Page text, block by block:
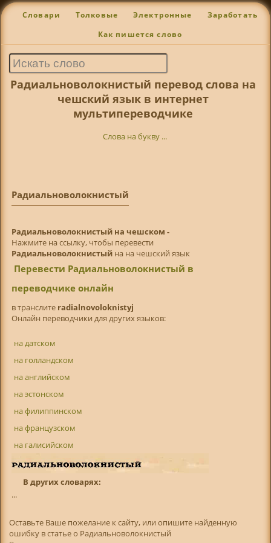
Словари Толковые Электронные Заработать
Как пишется слово
Радиальноволокнистый перевод слова на
чешский язык в интернет
мультипереводчике
Слова на букву ...
Радиальноволокнистый
Радиальноволокнистый на чешском -
Нажмите на ссылку, чтобы перевести
Радиальноволокнистыйна на чешский язык
Перевести Радиальноволокнистый в
переводчике онлайн
в транслитe radialnovoloknistyj
Онлайн переводчики для других языков:
на датском
на голландском
на английском
на эстонском
на филиппинском
на французском
на галисийском
В других словарях:
...
Оставьте Ваше пожелание к сайту, или опишите найденную
ошибку в статье о Радиальноволокнистый